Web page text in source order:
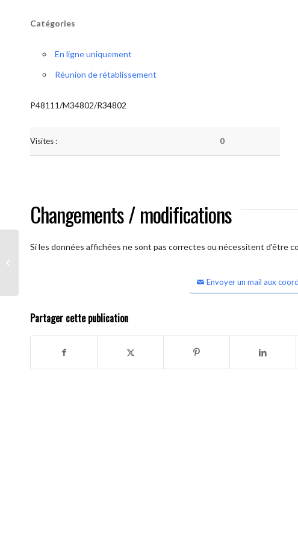
Catégories
En ligne uniquement
Réunion de rétablissement
P48111/M34802/R34802
Visites : 0
Changements / modifications
Si les données affichées ne sont pas correctes ou nécessitent d'être
Envoyer un mail aux
Partager cette publication